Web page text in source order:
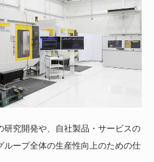
研究開発や、自社製品・サービスの
ループ全体の生産性向上のための仕